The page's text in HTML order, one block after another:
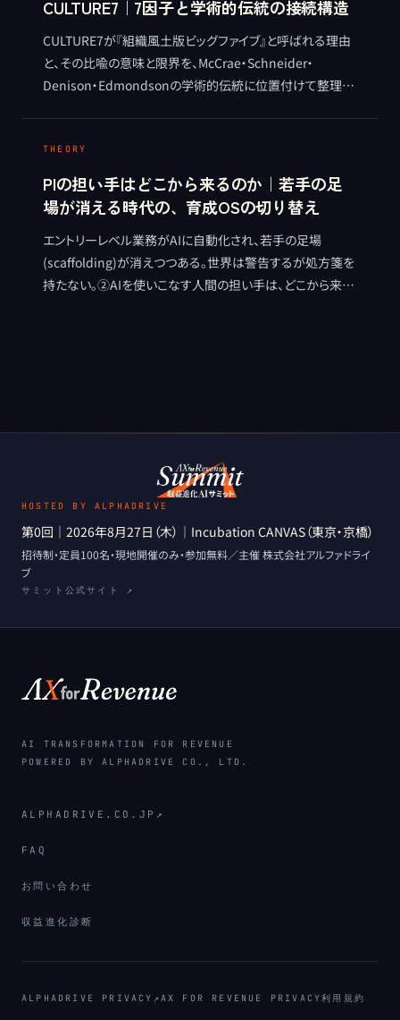
CULTURE7｜7因子と学術的伝統の接続構造
CULTURE7が『組織風土版ビッグファイブ』と呼ばれる理由
と、その比喩の意味と限界を、McCrae・Schneider・
Denison・Edmondsonの学術的伝統に位置付けて整理す
THEORY
PIの担い手はどこから来るのか｜若手の足
場が消える時代の、育成OSの切り替え
エントリーレベル業務がAIに自動化され、若手の足場
(scaffolding)が消えつつある。世界は警告するが処方箋を
持たない。②AIを使いこなす人間の担い手は、どこから来る
HOSTED BY ALPHADRIVE
第0回 ｜ 2026年8月27日（木） ｜ Incubation CANVAS（東京・京橋）
招待制・定員100名・現地開催のみ・参加無料／主催株式会社アルファドライ
ブ
サミット公式サイト ↗
AI TRANSFORMATION FOR REVENUE
POWERED BY ALPHADRIVE CO., LTD.
ALPHADRIVE.CO.JP ↗
FAQ
お問い合わせ
収益進化診断
ALPHADRIVE PRIVACY ↗ AX FOR REVENUE PRIVACY利用規約